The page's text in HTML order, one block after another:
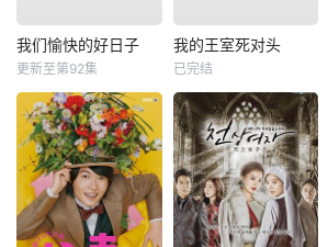
我们愉快的好日子
更新至第92集
我的王室死对头
已完结